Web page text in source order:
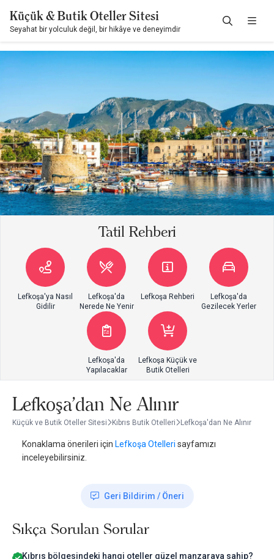
Küçük & Butik Oteller Sitesi
Seyahat bir yolculuk değil, bir hikâye ve deneyimdir
Tatil Rehberi
Lefkoşa'ya Nasıl
Gidilir
Lefkoşa'da
Nerede Ne Yenir
Lefkoşa Rehberi
Lefkoşa'da
Gezilecek Yerler
Lefkoşa'da
Yapılacaklar
Lefkoşa Küçük ve
Butik Otelleri
Lefkoşa'dan Ne Alınır
Küçük ve Butik Oteller Sitesi Kıbrıs Butik Otelleri Lefkoşa'dan Ne Alınır
Konaklama önerileri için Lefkoşa Otelleri sayfamızı
inceleyebilirsiniz.
Geri Bildirim / Öneri
Sıkça Sorulan Sorular
Kıbrıs bölgesindeki hangi oteller güzel manzaraya sahip?